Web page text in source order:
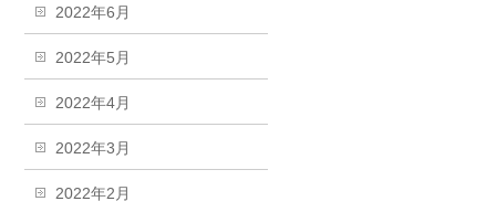
2022年6月
2022年5月
2022年4月
2022年3月
2022年2月